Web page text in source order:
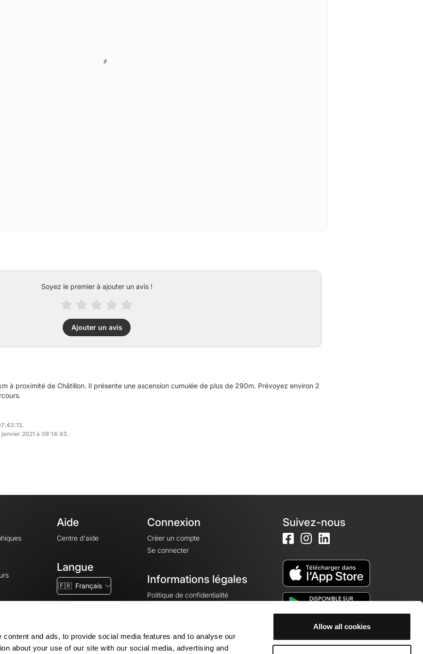
and ads, to provide social media features and to analyse our
about your use of our site with our social media, advertising and
Allow all cookies
Soyez le premier à ajouter un avis !
Ajouter un avis
à proximité de Châtillon. Il présente une ascension cumulée de plus de 290m. Prévoyez environ 2
2021 à 09:14:43.
Aide
Centre d'aide
Langue
🇫🇷 Français
Connexion
Créer un compte
Se connecter
Informations légales
Politique de confidentialité
Mentions légales
Paramètres des cookies
Suivez-nous